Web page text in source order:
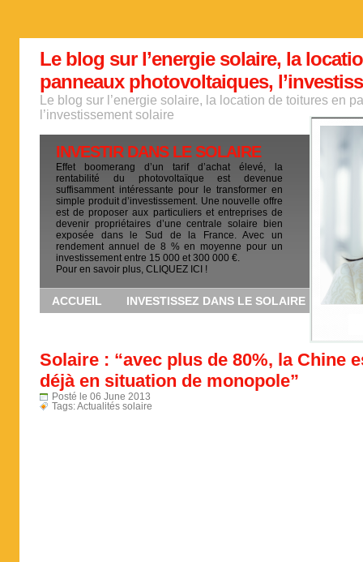
Le blog sur l’energie solaire, la
panneaux photovoltaiques,
Le blog sur l’energie solaire, la location de toitures en
l’investissement solaire
INVESTIR DANS LE SOLAIRE
Effet boomerang d’un tarif d’achat élevé, la
rentabilité du photovoltaïque est devenue
suffisamment intéressante pour le transformer en
simple produit d’investissement. Une nouvelle offre
est de proposer aux particuliers et entreprises de
devenir propriétaires d’une centrale solaire bien
exposée dans le Sud de la France. Avec un
rendement annuel de 8 % en moyenne pour un
investissement entre 15 000 et 300 000 €.
Pour en savoir plus, CLIQUEZ ICI !
ACCUEIL INVESTISSEZ DANS LE SOLAIRE
Solaire : “avec plus de 80%, la Chine
déjà en situation de monopole”
Posté le 06 June 2013
Tags:Actualités solaire